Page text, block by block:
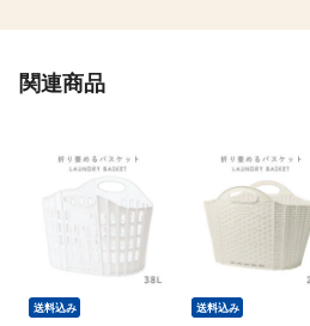
関連商品
送料込み 送料込み